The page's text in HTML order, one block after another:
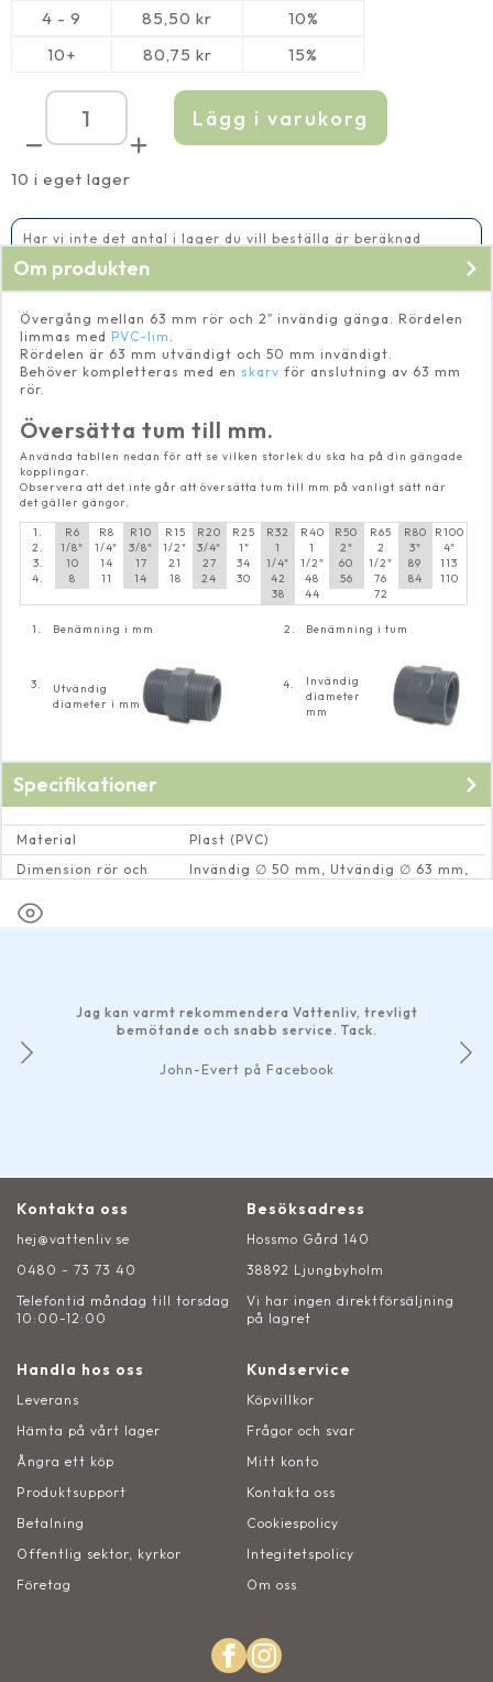
4 - 9
85,50 kr
10%
10+
80,75 kr 15%
10 i eget lager
Övergång
INV
-
50/63
rör
mängd
Lägg i varukorg
Har vi inte det antal i lager du vill beställa är beräknad
Om produkten
Övergång mellan 63 mm rör och 2″ invändig gänga. Rördelen
limmas med PVC-lim .
Rördelen är 63 mm utvändigt och 50 mm invändigt.
Behöver kompletteras med en skarv för anslutning av 63 mm
rör.
Översätta tum till mm.
Använda tabllen nedan för att se vilken storlek du ska ha på din gängade
kopplingar.
Observera att det inte går att översätta tum till mm på vanligt sätt när
det gäller gängor.
1.
2.
3.
4.
R6
1/8"
10
8
R8
1/4"
14
11
R10
3/8"
17
14
R15
1/2"
21
18
R20
3/4"
27
24
R25
1"
34
30
R32
1
1/4"
42
38
R40
1
1/2"
48
44
R50
2"
60
56
R65
2
1/2"
76
72
R80
3"
89
84
R100
4"
113
110
1. Benämning i mm 2. Benämning i tum
3.
Utvändig
diameter i mm
4.
Invändig
diameter
mm
Specifikationer
Material
Plast (PVC)
Dimension rör och
Invändig ∅ 50 mm, Utvändig ∅ 63 mm,
Jag kan varmt rekommendera Vattenliv, trevligt
bemötande och snabb service. Tack.
John-Evert på Facebook
Kontakta oss
hej@vattenliv.se
0480 - 73 73 40
Telefontid måndag till torsdag
10:00-12:00
Besöksadress
Hossmo Gård 140
38892 Ljungbyholm
Vi har ingen direktförsäljning
på lagret
Handla hos oss
Leverans
Hämta på vårt lager
Ångra ett köp
Produktsupport
Betalning
Offentlig sektor, kyrkor
Företag
Kundservice
Köpvillkor
Frågor och svar
Mitt konto
Kontakta oss
Cookiespolicy
Integitetspolicy
Om oss